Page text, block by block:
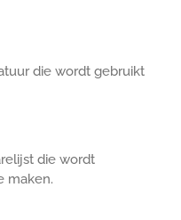
die wordt gebruikt
die wordt
maken.